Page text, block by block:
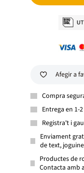
Afegir a
Compra
Entrega en 1-
Registra't i
Enviament
de text,
Productes de
Contacta amb